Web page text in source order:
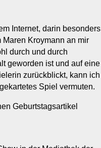
Internet, darin besonders
Maren Kroymann an mir
durch und durch
geworden ist und auf eine
zurückblickt, kann ich
Spiel vermuten.
Geburtstagsartikel